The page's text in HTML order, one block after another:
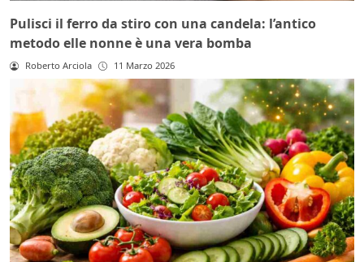
Pulisci il ferro da stiro con una candela: l’antico
metodo elle nonne è una vera bomba
Roberto Arciola 11 Marzo 2026